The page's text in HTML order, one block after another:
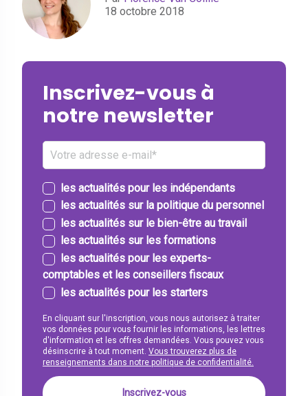
18 octobre 2018
Inscrivez-vous à
notre newsletter
les actualités pour les indépendants
les actualités sur la politique du personnel
les actualités sur le bien-être au travail
les actualités sur les formations
les actualités pour les experts-
comptables et les conseillers fiscaux
les actualités pour les starters
En cliquant sur l'inscription, vous nous autorisez à traiter
vos données pour vous fournir les informations, les lettres
d'information et les offres demandées. Vous pouvez vous
désinscrire à tout moment. Vous trouverez plus de
renseignements dans notre politique de confidentialité.